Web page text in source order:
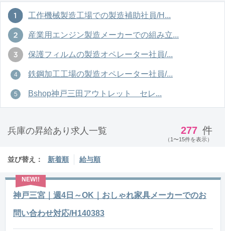
工作機械製造工場での製造補助社員/H...
産業用エンジン製造メーカーでの組み立...
保護フィルムの製造オペレーター社員/...
鉄鋼加工工場の製造オペレーター社員/...
Bshop神戸三田アウトレット セレ...
兵庫の昇給あり求人一覧 277 件
（1〜15件を表示）
並び替え： 新着順 給与順
神戸三宮｜週4日～OK｜おしゃれ家具メーカーでのお
問い合わせ対応/H140383